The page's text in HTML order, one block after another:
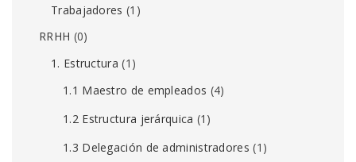
Trabajadores (1)
RRHH (0)
1. Estructura (1)
1.1 Maestro de empleados (4)
1.2 Estructura jerárquica (1)
1.3 Delegación de administradores (1)